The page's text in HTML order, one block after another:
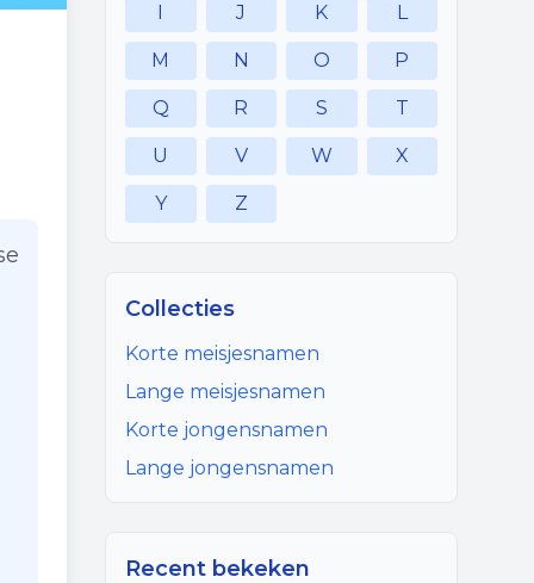
I J K L
M N O P
Q R S T
U V W X
Y Z
Collecties
Korte meisjesnamen
Lange meisjesnamen
Korte jongensnamen
Lange jongensnamen
Recent bekeken